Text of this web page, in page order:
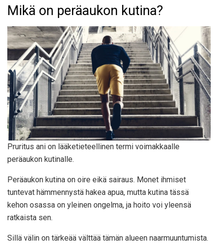
Mikä on peräaukon kutina?
Pruritus ani on lääketieteellinen termi voimakkaalle
peräaukon kutinalle.
Peräaukon kutina on oire eikä sairaus. Monet ihmiset
tuntevat hämmennystä hakea apua, mutta kutina tässä
kehon osassa on yleinen ongelma, ja hoito voi yleensä
ratkaista sen.
Sillä välin on tärkeää välttää tämän alueen naarmuuntumista.